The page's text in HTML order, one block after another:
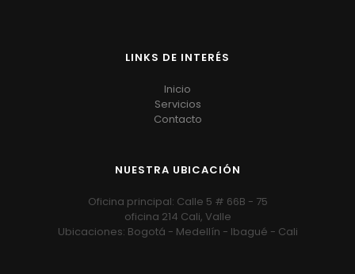
LINKS DE INTERÉS
Inicio
Servicios
Contacto
NUESTRA UBICACIÓN
Oficina principal: Calle 5 # 66B - 75
oficina 214 Cali, Valle
Ubicaciones: Bogotá - Medellín - Ibagué - Cali